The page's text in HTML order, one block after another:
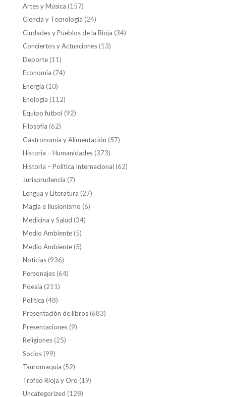
Artes y Música (157)
Ciencia y Tecnología (24)
Ciudades y Pueblos de la Rioja (34)
Conciertos y Actuaciones(13)
Deporte(11)
Economía (74)
Energía (10)
Enología (112)
Equipo futbol (92)
Filosofía (62)
Gastronomía y Alimentación (57)
Historia – Humanidades(373)
Historia – Política Internacional (62)
Jurisprudencia (7)
Lengua y Literatura (27)
Magia e Ilusionismo (6)
Medicina y Salud (34)
Medio Ambiente(5)
Medio Ambiente(5)
Noticias(936)
Personajes(64)
Poesía (211)
Política (48)
Presentación de libros(683)
Presentaciones(9)
Religiones(25)
Socios(99)
Tauromaquia (52)
Trofeo Rioja y Oro (19)
Uncategorized (128)